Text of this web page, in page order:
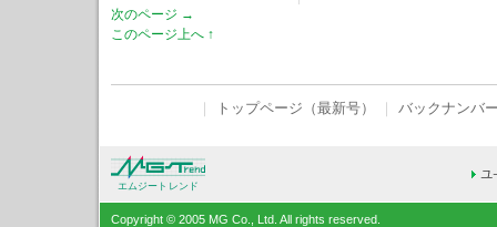
次のページ →
このページ上へ ↑
トップページ（最新号） バックナンバ
エムジートレンド
Copyright © 2005 MG Co., Ltd. All rights reserved.